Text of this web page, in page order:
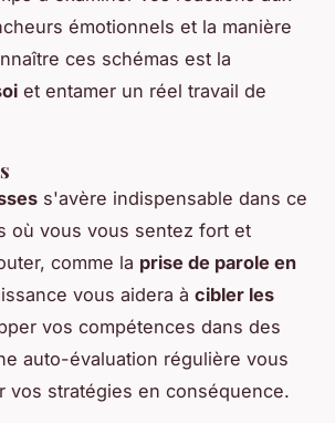
émotionnels et la manière
ces schémas est la
et entamer un réel travail de
s'avère indispensable dans ce
où vous vous sentez fort et
comme la prise de parole en
vous aidera à cibler les
vos compétences dans des
auto-évaluation régulière vous
stratégies en conséquence.